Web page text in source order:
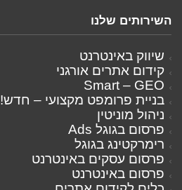
השירותים שלנו
שיווק באינטרנט
קידום אתרים אורגני
Smart – GEO
בניית פרומפט מקצועי – חדש!
ניהול מוניטין
פרסום בגוגל Ads
רימרקטינג בגוגל
פרסום עסקים באינטרנט
פרסום באינטרנט